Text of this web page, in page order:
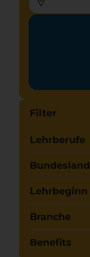
Filter
Lehrberufe
Bundesland
Lehrbeginn
Branche
Benefits